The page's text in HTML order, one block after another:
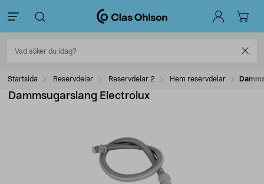
Startsida Reservdelar Reservdelar 2 Hem reservdelar
Dammsugarslang Electrolux